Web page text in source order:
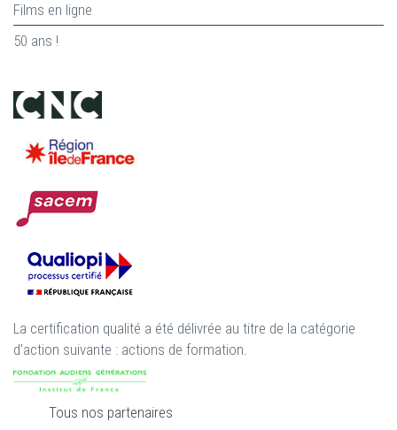
Films en ligne
50 ans !
La certification qualité a été délivrée au titre de la catégorie
d'action suivante : actions de formation.
Tous nos partenaires